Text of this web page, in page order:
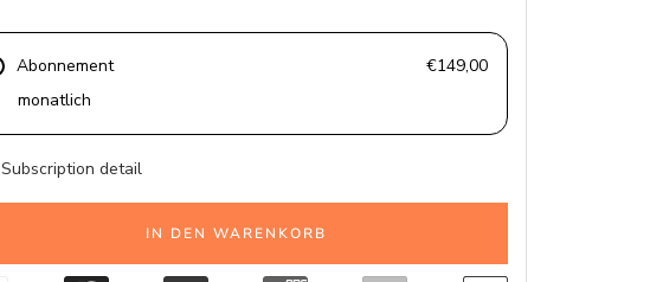
Abonnement
€149,00
monatlich
Subscription detail
IN DEN WARENKORB